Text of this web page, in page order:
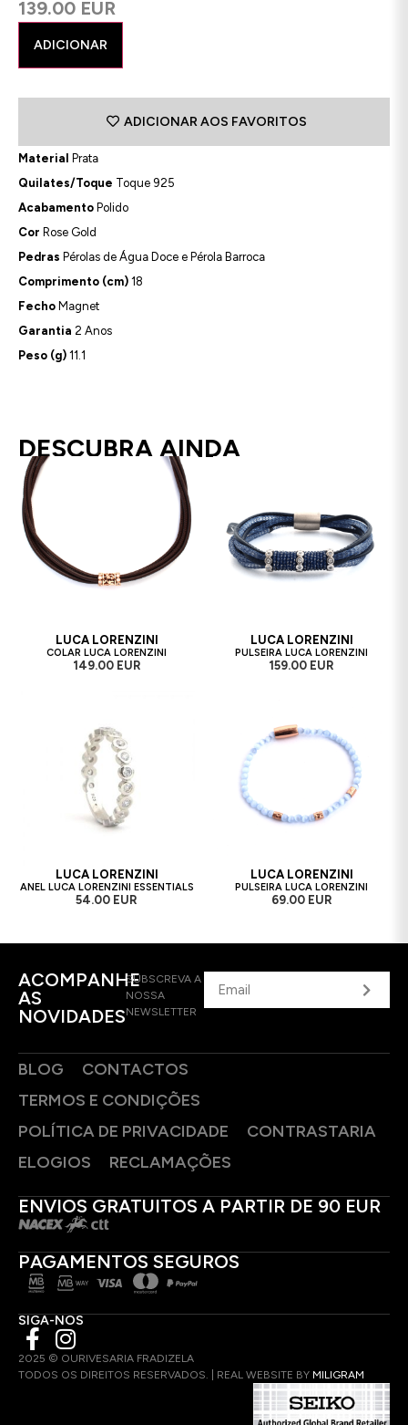
139.00 EUR
ADICIONAR
ADICIONAR AOS FAVORITOS
Material
Prata
Quilates/Toque Toque 925
Acabamento Polido
Cor Rose Gold
Pedras Pérolas de Água Doce e Pérola Barroca
Comprimento (cm) 18
Fecho Magnet
Garantia 2 Anos
Peso (g) 11.1
DESCUBRA AINDA
LUCA LORENZINI
COLAR LUCA LORENZINI
149.00 EUR
LUCA LORENZINI
PULSEIRA LUCA LORENZINI
159.00 EUR
LUCA LORENZINI
ANEL LUCA LORENZINI ESSENTIALS
54.00 EUR
LUCA LORENZINI
PULSEIRA LUCA LORENZINI
69.00 EUR
ACOMPANHE
AS
NOVIDADES
SUBSCREVA A
NOSSA
NEWSLETTER
BLOG
CONTACTOS
TERMOS E CONDIÇÕES
POLÍTICA DE PRIVACIDADE
CONTRASTARIA
ELOGIOS
RECLAMAÇÕES
ENVIOS GRATUITOS A PARTIR DE 90 EUR
PAGAMENTOS SEGUROS
SIGA-NOS
2025 © OURIVESARIA FRADIZELA
TODOS OS DIREITOS RESERVADOS. | REAL WEBSITE BY MILIGRAM